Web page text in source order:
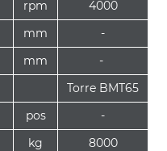
rpm
4000
mm
-
mm
-
Torre BMT65
pos
-
kg 8000